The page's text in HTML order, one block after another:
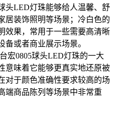
头LED灯珠能够给人温馨、舒
居装饰照明等场景；冷白色的
效果，常用于一些需要高清晰
备或者商业展示场景。
宏0805球头LED灯珠的一大
意味着它能够更真实地还原被
对于颜色准确性要求较高的场
端商品陈列等场景中非常重